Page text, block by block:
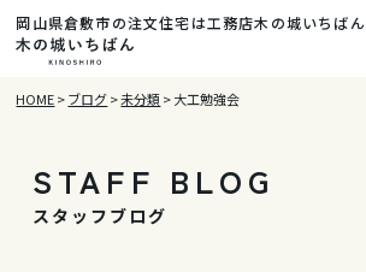
岡山県倉敷市の注文住宅は工務店木の城いちばん
HOME>ブログ>未分類>大工勉強会
STAFF BLOG
スタッフブログ